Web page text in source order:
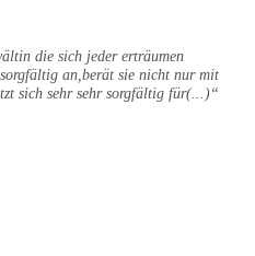
die sich jeder erträumen
an,berät sie nicht nur mit
sich sehr sehr sorgfältig für(...)